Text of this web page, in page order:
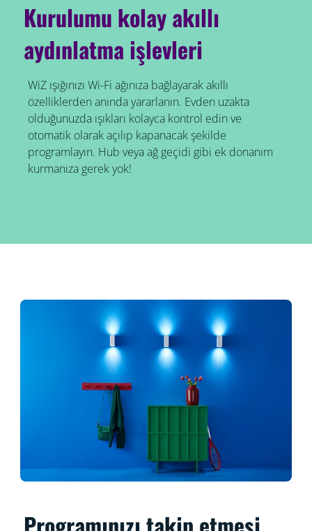
Kurulumu kolay akıllı
aydınlatma işlevleri
WiZ ışığınızı Wi-Fi ağınıza bağlayarak akıllı
özelliklerden anında yararlanın. Evden uzakta
olduğunuzda ışıkları kolayca kontrol edin ve
otomatik olarak açılıp kapanacak şekilde
programlayın. Hub veya ağ geçidi gibi ek donanım
kurmanıza gerek yok!